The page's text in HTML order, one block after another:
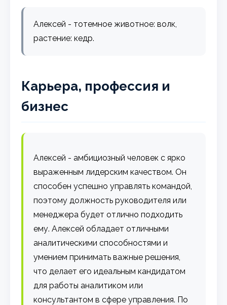
Алексей - тотемное животное: волк,
растение: кедр.
Карьера, профессия и
бизнес
Алексей - амбициозный человек с ярко
выраженным лидерским качеством. Он
способен успешно управлять командой,
поэтому должность руководителя или
менеджера будет отлично подходить
ему. Алексей обладает отличными
аналитическими способностями и
умением принимать важные решения,
что делает его идеальным кандидатом
для работы аналитиком или
консультантом в сфере управления. По